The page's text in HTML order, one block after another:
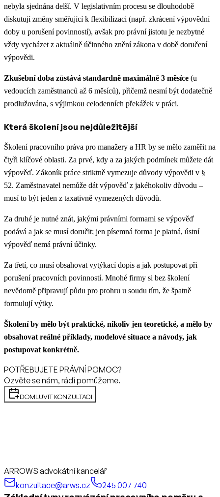
nebyla sjednána delší. V legislativním procesu se dlouhodobě
diskutují změny směřující k flexibilizaci (např. zkrácení výpovědní
doby u porušení povinností), avšak pro právní jistotu je nezbytné
vždy vycházet z aktuálně účinného znění zákona v době doručení
výpovědi.
Zkušební doba zůstává standardně maximálně 3 měsíce (u
vedoucích zaměstnanců až 6 měsíců), přičemž nesmí být dodatečně
prodlužována, s výjimkou celodenních překážek v práci.
Která školení jsou nejdůležitější
Školení pracovního práva pro manažery a HR by se mělo zaměřit na
čtyři klíčové oblasti. Za prvé, kdy a za jakých podmínek můžete dát
výpověď. Zákoník práce striktně vymezuje důvody výpovědi v §
52. Zaměstnavatel nemůže dát výpověď z jakéhokoliv důvodu –
musí to být jeden z taxativně vymezených důvodů.
Za druhé je nutné znát, jakými právními formami se výpověď
podává a jak se musí doručit; jen písemná forma je platná, ústní
výpověď nemá právní účinky.
Za třetí, co musí obsahovat vytýkací dopis a jak postupovat při
porušení pracovních povinností. Mnohé firmy si bez školení
nevědomě připravují půdu pro prohru u soudu tím, že špatně
formulují výtky.
Školení by mělo být praktické, nikoliv jen teoretické, a mělo by
obsahovat reálné příklady, modelové situace a návody, jak
postupovat konkrétně.
POTŘEBUJETE PRÁVNÍ POMOC?
Ozvěte se nám, rádi pomůžeme.
DOMLUVIT KONZULTACI
ARROWS advokátní kancelář
konzultace@arws.cz
245 007 740